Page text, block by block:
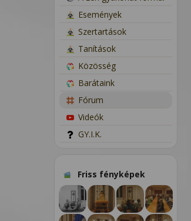
Események
Szertartások
Tanítások
Közösség
Barátaink
Fórum
Videók
GY.I.K.
Friss fényképek